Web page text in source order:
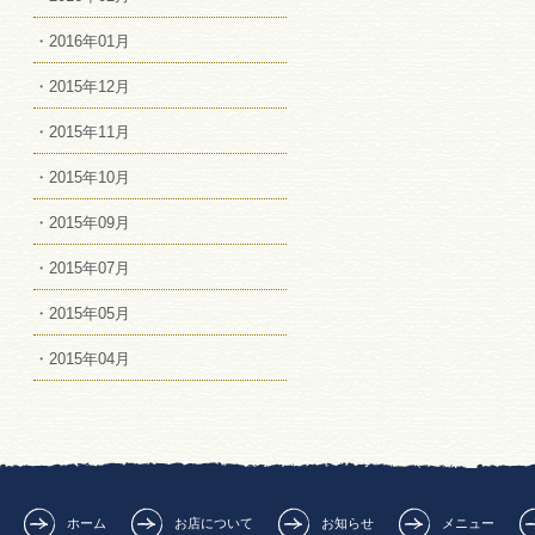
・2016年01月
・2015年12月
・2015年11月
・2015年10月
・2015年09月
・2015年07月
・2015年05月
・2015年04月
ホーム お店について お知らせ メニュー